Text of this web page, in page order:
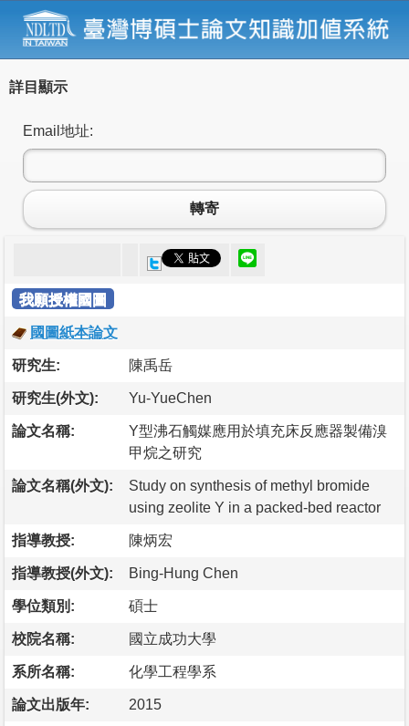
詳目顯示
Email地址:
轉寄
我願授權國圖
國圖紙本論文
研究生: 陳禹岳
研究生(外文): Yu-YueChen
論文名稱:
Y型沸石觸媒應用於填充床反應器製備溴
甲烷之研究
論文名稱(外文):
Study on synthesis of methyl bromide
using zeolite Y in a packed-bed reactor
指導教授: 陳炳宏
指導教授(外文): Bing-Hung Chen
學位類別: 碩士
校院名稱: 國立成功大學
系所名稱: 化學工程學系
論文出版年: 2015